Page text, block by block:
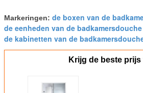
Markeringen: de boxen van de
de eenheden van de badkamersdouche
de kabinetten van de
Krijg de beste